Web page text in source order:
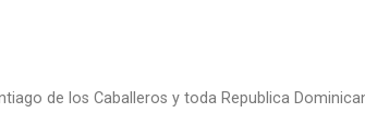
de los Caballeros y toda Republica